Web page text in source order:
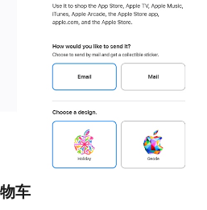
车